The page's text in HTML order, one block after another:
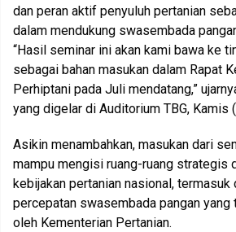
dan peran aktif penyuluh pertanian
dalam mendukung swasembada
“Hasil seminar ini akan kami bawa ke
sebagai bahan masukan dalam Rapat
Perhiptani pada Juli mendatang,”
yang digelar di Auditorium TBG,
Asikin menambahkan, masukan dari
mampu mengisi ruang-ruang strategis
kebijakan pertanian nasional, termasuk
percepatan swasembada pangan yang
oleh Kementerian Pertanian.